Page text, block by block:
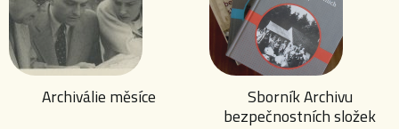
Archiválie měsíce
Sborník Archivu
bezpečnostních složek